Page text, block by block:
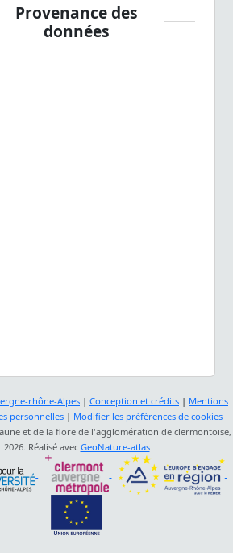
Provenance des
données
rhône-Alpes | Conception et crédits | Mentions
personnelles| Modifier les préférences de cookies
et de la flore de l'agglomération de clermontoise,
2026. Réalisé avec GeoNature-atlas